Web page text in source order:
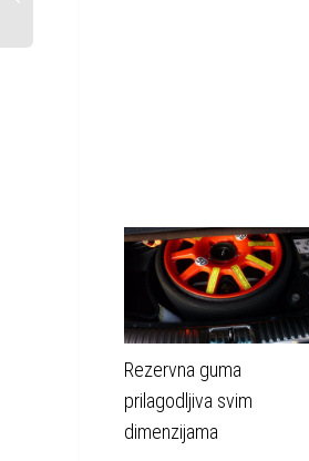
Rezervna guma
prilagodljiva svim
dimenzijama